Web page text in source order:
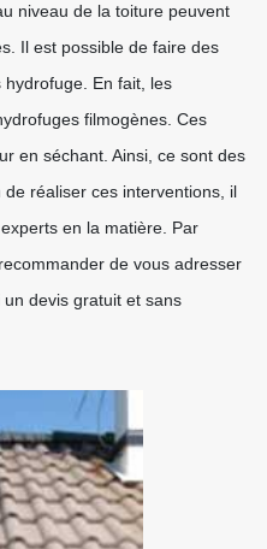
niveau de la toiture peuvent
Il est possible de faire des
En fait, les
filmogènes. Ces
en séchant. Ainsi, ce sont des
réaliser ces interventions, il
en la matière. Par
de vous adresser
devis gratuit et sans